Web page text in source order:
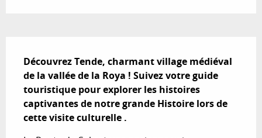
Découvrez Tende, charmant village médiéval
de la vallée de la Roya ! Suivez votre guide
touristique pour explorer les histoires
captivantes de notre grande Histoire lors de
cette visite culturelle .